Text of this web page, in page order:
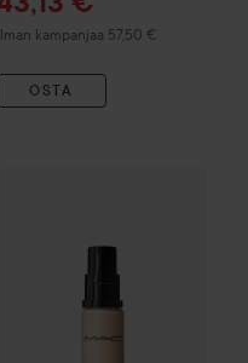
kampanjaa 57,50 €
OSTA